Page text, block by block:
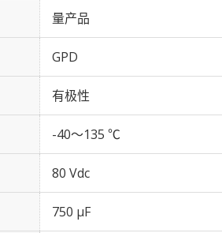
量产品
GPD
有极性
-40～135 ℃
80 Vdc
750 µF